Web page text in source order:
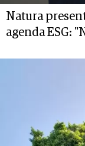
Natura
agenda ESG: